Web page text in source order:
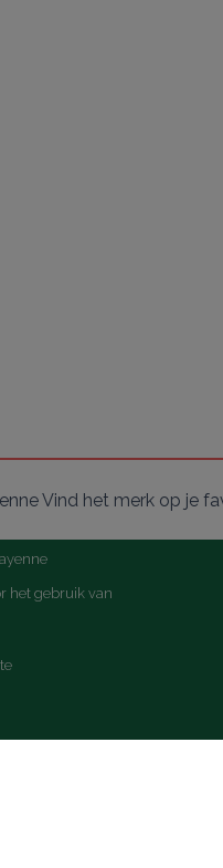
Vind het merk op je
het gebruik van